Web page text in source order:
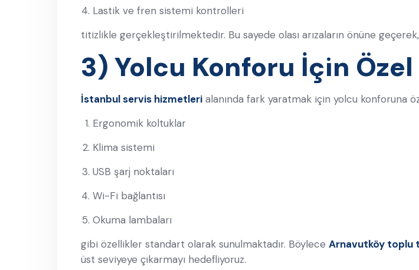
Lastik ve fren sistemi kontrolleri
titizlikle gerçekleştirilmektedir. Bu sayede olası arızaların önüne
3) Yolcu Konforu İçin
İstanbul servis hizmetleri alanında fark yaratmak için yolcu konforuna
Ergonomik koltuklar
Klima sistemi
USB şarj noktaları
Wi-Fi bağlantısı
Okuma lambaları
gibi özellikler standart olarak sunulmaktadır. Böylece Arnavutköy toplu
üst seviyeye çıkarmayı hedefliyoruz.